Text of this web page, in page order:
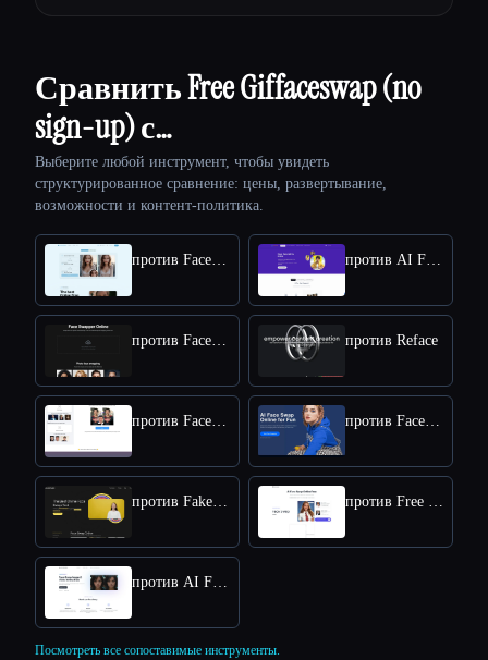
Сравнить Free Giffaceswap (no
sign-up) с…
Выберите любой инструмент, чтобы увидеть
структурированное сравнение: цены, развертывание,
возможности и контент-политика.
против Face Swap против AI FaceSwap
против Face Swapper против Reface
против FaceVary против FaceSwapper
против Fakeface против Free Face Swap
против AI Face Swap App
Посмотреть все сопоставимые инструменты.